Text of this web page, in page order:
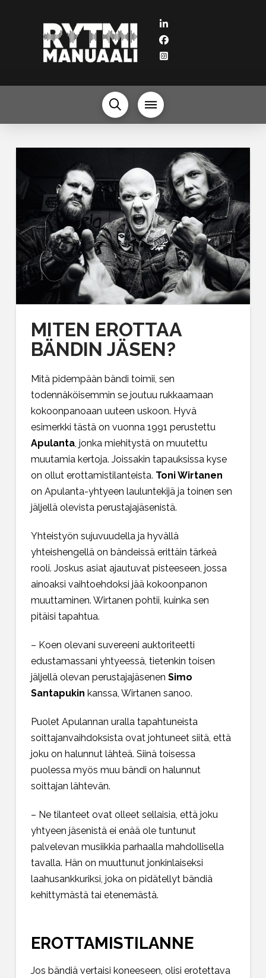
MITEN EROTTAA
BÄNDIN JÄSEN?
Mitä pidempään bändi toimii, sen
todennäköisemmin se joutuu rukkaamaan
kokoonpanoaan uuteen uskoon. Hyvä
esimerkki tästä on vuonna 1991 perustettu
Apulanta, jonka miehitystä on muutettu
muutamia kertoja. Joissakin tapauksissa kyse
on ollut erottamistilanteista. Toni Wirtanen
on Apulanta-yhtyeen lauluntekijä ja toinen sen
jäljellä olevista perustajajäsenistä.
Yhteistyön sujuvuudella ja hyvällä
yhteishengellä on bändeissä erittäin tärkeä
rooli. Joskus asiat ajautuvat pisteeseen, jossa
ainoaksi vaihtoehdoksi jää kokoonpanon
muuttaminen. Wirtanen pohtii, kuinka sen
pitäisi tapahtua.
– Koen olevani suvereeni auktoriteetti
edustamassani yhtyeessä, tietenkin toisen
jäljellä olevan perustajajäsenen Simo
Santapukin kanssa, Wirtanen sanoo.
Puolet Apulannan uralla tapahtuneista
soittajanvaihdoksista ovat johtuneet siitä, että
joku on halunnut lähteä. Siinä toisessa
puolessa myös muu bändi on halunnut
soittajan lähtevän.
– Ne tilanteet ovat olleet sellaisia, että joku
yhtyeen jäsenistä ei enää ole tuntunut
palvelevan musiikkia parhaalla mahdollisella
tavalla. Hän on muuttunut jonkinlaiseksi
laahusankkuriksi, joka on pidätellyt bändiä
kehittymästä tai etenemästä.
EROTTAMISTILANNE
Jos bändiä vertaisi koneeseen, olisi erotettava